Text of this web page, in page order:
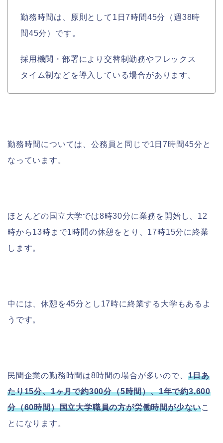
勤務時間は、原則として1日7時間45分（週38時
間45分）です。
採用機関・部署により交替制勤務やフレックス
タイム制などを導入している場合があります。
勤務時間については、公務員と同じで1日7時間45分と
なっています。
ほとんどの国立大学では8時30分に業務を開始し、12
時から13時まで1時間の休憩をとり、17時15分に終業
します。
中には、休憩を45分とし17時に終業する大学もあるよ
うです。
民間企業の勤務時間は8時間の場合が多いので、 1日あ
たり15分、1ヶ月で約300分（5時間）、1年で約3,600
分（60時間）国立大学職員の方が労働時間が少ないこ
とになります。